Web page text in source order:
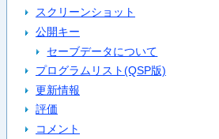
スクリーンショット
公開キー
セーブデータについて
プログラムリスト(QSP版)
更新情報
評価
コメント